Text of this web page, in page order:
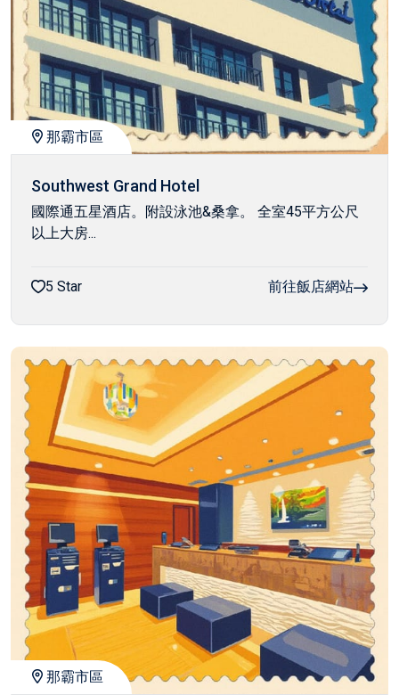
那霸市區
Southwest Grand Hotel
國際通五星酒店。附設泳池&桑拿。 全室45平方公尺
以上大房...
5 Star 前往飯店網站
那霸市區